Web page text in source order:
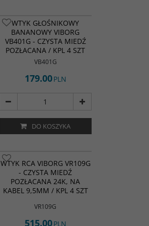
WTYK GŁOŚNIKOWY
BANANOWY VIBORG
VB401G - CZYSTA MIEDŹ
POZŁACANA / KPL 4 SZT
VB401G
179.00PLN
DO KOSZYKA
WTYK RCA VIBORG VR109G
- CZYSTA MIEDŹ
POZŁACANA 24K, NA
KABEL 9,5MM / KPL 4 SZT
VR109G
515.00PLN